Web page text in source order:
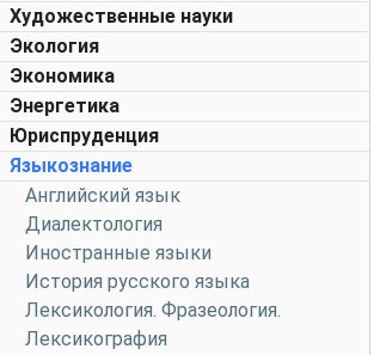
Художественные науки
Экология
Экономика
Энергетика
Юриспруденция
Языкознание
Английский язык
Диалектология
Иностранные языки
История русского языка
Лексикология. Фразеология.
Лексикография